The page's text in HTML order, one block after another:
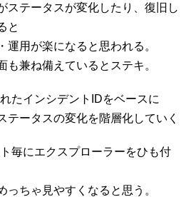
ステータスが変化したり、復旧し
と
運用が楽になると思われる。
も兼ね備えているとステキ。
たインシデントIDをベースに
テータスの変化を階層化していく
毎にエクスプローラーをひも付
っちゃ見やすくなると思う。